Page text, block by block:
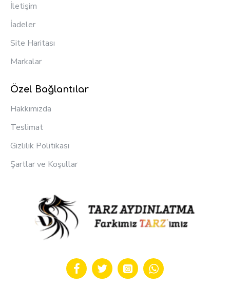
İletişim
İadeler
Site Haritası
Markalar
Özel Bağlantılar
Hakkımızda
Teslimat
Gizlilik Politikası
Şartlar ve Koşullar